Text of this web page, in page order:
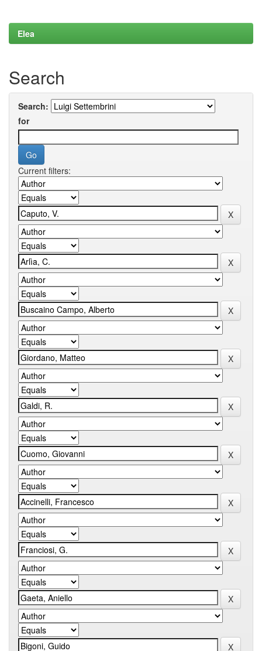
Elea
Search
Search:
for
Current filters: